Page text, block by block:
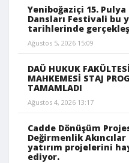
Yeniboğaziçi 15.
Dansları Festivali bu
tarihlerinde
Ağustos 5, 2026 15:09
DAÜ HUKUK
MAHKEMESİ STAJ
TAMAMLADI
Ağustos 4, 2026 13:17
Cadde Dönüşüm
Değirmenlik Akıncılar
yatırım projelerini
ediyor.